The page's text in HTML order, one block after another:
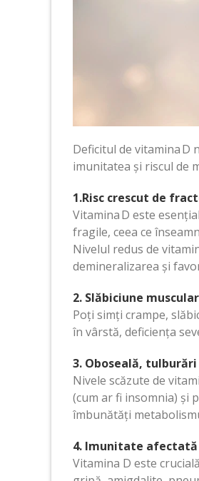
Deficitul de vitamina D
imunitatea și riscul de
1.Risc crescut de
Vitamina D este
fragile, ceea ce
Nivelul redus de
demineralizarea și
2. Slăbiciune
Poți simți crampe,
în vârstă, deficiența
3. Oboseală,
Nivele scăzute de
(cum ar fi insomnia) și
îmbunătăți
4. Imunitate
Vitamina D este